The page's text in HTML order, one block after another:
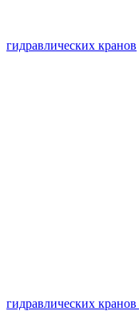
гидравлических кранов
гидравлических кранов